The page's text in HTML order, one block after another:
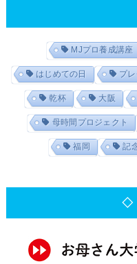
MJプロ養成講座
はじめての日 プ
乾杯 大阪
母時間プロジェクト
福岡 記
◇